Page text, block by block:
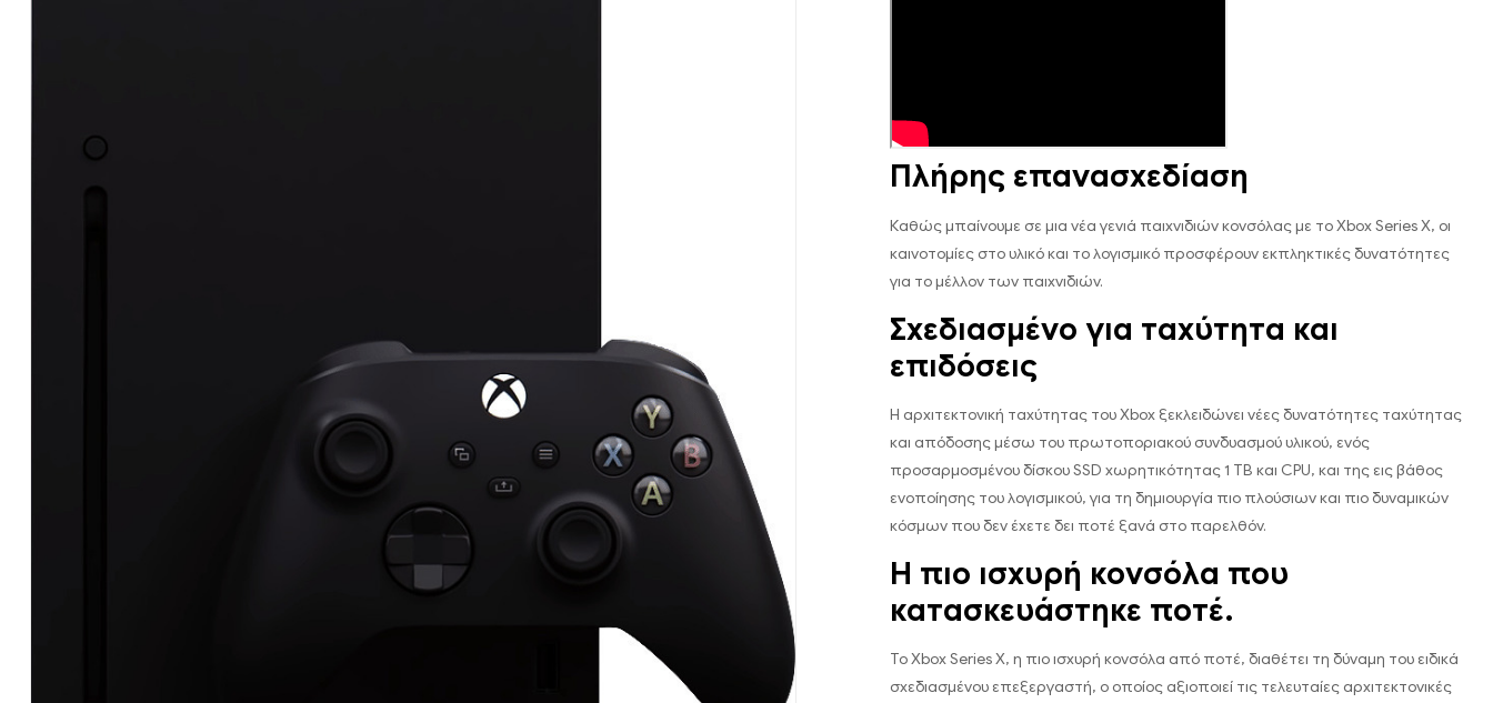
Πλήρης επανασχεδίαση
Καθώς μπαίνουμε σε μια νέα γενιά παιχνιδιών κονσόλας με το Xbox Series X, οι
καινοτομίες στο υλικό και το λογισμικό προσφέρουν εκπληκτικές δυνατότητες
για το μέλλον των παιχνιδιών.
Σχεδιασμένο για ταχύτητα και
επιδόσεις
Η αρχιτεκτονική ταχύτητας του Xbox ξεκλειδώνει νέες δυνατότητες ταχύτητας
και απόδοσης μέσω του πρωτοποριακού συνδυασμού υλικού, ενός
προσαρμοσμένου δίσκου SSD χωρητικότητας 1 TB και CPU, και της εις βάθος
ενοποίησης του λογισμικού, για τη δημιουργία πιο πλούσιων και πιο δυναμικών
κόσμων που δεν έχετε δει ποτέ ξανά στο παρελθόν.
Η πιο ισχυρή κονσόλα που
κατασκευάστηκε ποτέ.
Το Xbox Series X, η πιο ισχυρή κονσόλα από ποτέ, διαθέτει τη δύναμη του ειδικά
σχεδιασμένου επεξεργαστή, ο οποίος αξιοποιεί τις τελευταίες αρχιτεκτονικές